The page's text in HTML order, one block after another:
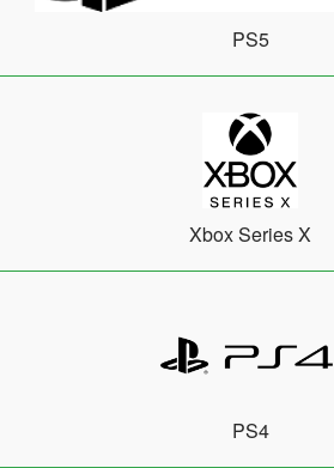
PS5
Xbox Series X
PS4